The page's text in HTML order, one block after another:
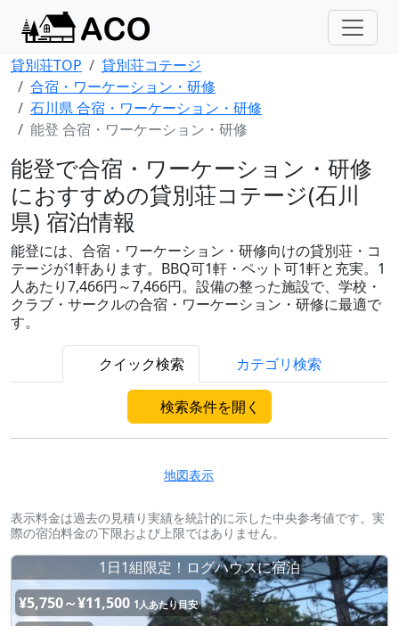
貸別荘TOP
貸別荘コテージ
合宿・ワーケーション・研修
石川県 合宿・ワーケーション・研修
能登 合宿・ワーケーション・研修
能登で合宿・ワーケーション・研修
におすすめの貸別荘コテージ(石川
県) 宿泊情報
能登には、合宿・ワーケーション・研修向けの貸別荘・コ
テージが1軒あります。BBQ可1軒・ペット可1軒と充実。1
人あたり7,466円～7,466円。設備の整った施設で、学校・
クラブ・サークルの合宿・ワーケーション・研修に最適で
す。
クイック検索 カテゴリ検索
検索条件を開く
地図表示
表示料金は過去の見積り実績を統計的に示した中央参考値です。実
際の宿泊料金の下限および上限ではありません。
1日1組限定！ログハウスに宿泊
¥5,750～¥11,500 1人あたり目安